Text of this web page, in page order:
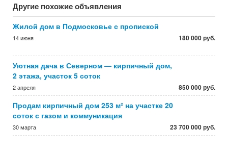
Другие похожие объявления
Жилой дом в Подмосковье с пропиской
14 июня 180 000 руб.
Уютная дача в Северном — кирпичный дом,
2 этажа, участок 5 соток
2 апреля 850 000 руб.
Продам кирпичный дом 253 м² на участке 20
соток с газом и коммуникация
30 марта 23 700 000 руб.